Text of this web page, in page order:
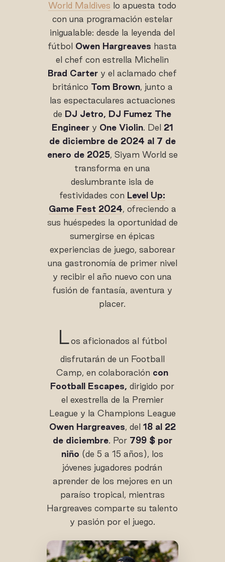
World Maldives lo apuesta todo
con una programación estelar
inigualable: desde la leyenda del
fútbol Owen Hargreaves hasta
el chef con estrella Michelin
Brad Carter y el aclamado chef
británico Tom Brown, junto a
las espectaculares actuaciones
de DJ Jetro, DJ Fumez The
Engineery One Violin. Del 21
de diciembre de 2024 al 7 de
enero de 2025, Siyam World se
transforma en una
deslumbrante isla de
festividades con Level Up:
Game Fest 2024, ofreciendo a
sus huéspedes la oportunidad de
sumergirse en épicas
experiencias de juego, saborear
una gastronomía de primer nivel
y recibir el año nuevo con una
fusión de fantasía, aventura y
placer.
Los aficionados al fútbol
disfrutarán de un Football
Camp, en colaboración con
Football Escapes, dirigido por
el exestrella de la Premier
League y la Champions League
Owen Hargreaves, del 18 al 22
de diciembre. Por 799 $ por
niño (de 5 a 15 años), los
jóvenes jugadores podrán
aprender de los mejores en un
paraíso tropical, mientras
Hargreaves comparte su talento
y pasión por el juego.